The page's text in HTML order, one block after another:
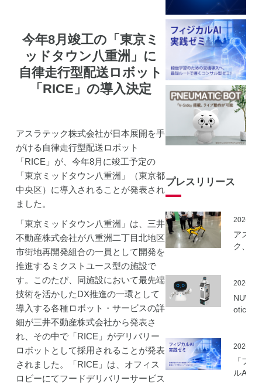
今年8月竣工の「東京ミ
ッドタウン八重洲」に
自律走行型配送ロボット
「RICE」の導入決定
アスラテック株式会社が日本展開を手
がける自律走行型配送ロボット
「RICE」が、今年8月に竣工予定の
「東京ミッドタウン八重洲」（東京都
中央区）に導入されることが発表され
ました。
「東京ミッドタウン八重洲」は、三井
不動産株式会社が八重洲二丁目北地区
市街地再開発組合の一員として開発を
推進するミクストユース型の施設で
す。このたび、同施設において最先端
技術を活かしたDX推進の一環として
導入する各種ロボット・サービスの詳
細が三井不動産株式会社から発表さ
れ、その中で「RICE」がデリバリー
ロボットとして採用されることが発表
されました。「RICE」は、オフィス
ロビーにてフードデリバリーサービス
プレスリリース
アスラ
ク、
を活用
建設向
ボット
実施
NUWA
otics社
いを開
「フィ
ルAI実